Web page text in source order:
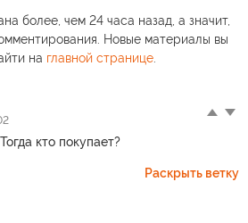
более, чем 24 часа назад, а значит,
Новые материалы вы
на главной странице.
кто покупает?
Раскрыть ветку